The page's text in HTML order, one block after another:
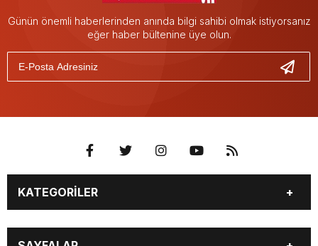
Günün önemli haberlerinden anında bilgi sahibi olmak istiyorsanız
eğer haber bültenine üye olun.
KATEGORİLER
EĞİTİM
EKONOMİ